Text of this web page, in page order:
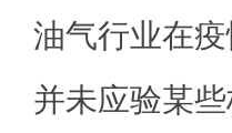
油气行业在
并未应验某